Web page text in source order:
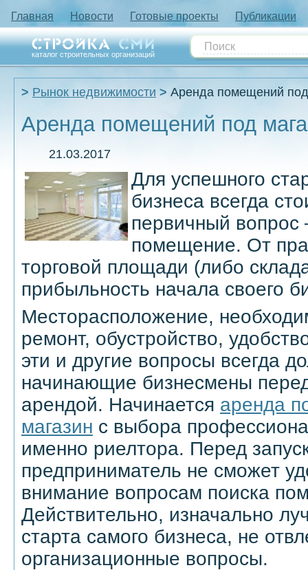
Главная Новости Готовые проекты Публикации
каталог строительных организаций
Рынок недвижимости Аренда помещений
Аренда помещений под
21.03.2017
Для успешного
бизнеса всегда
первичный вопрос
помещение. От
торговой площади (либо
прибыльность начала своего
Месторасположение,
ремонт, обустройство,
эти и другие вопросы всегда
начинающие бизнесмены
арендой. Начинается аренда
магазин с выбора
именно риелтора. Перед
предприниматель не сможет
внимание вопросам поиска
Действительно, изначально
старта самого бизнеса, не
организационные вопросы.